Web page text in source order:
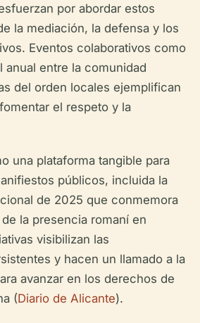
por abordar estos
la mediación, la defensa y los
Eventos colaborativos como
anual entre la comunidad
del orden locales ejemplifican
el respeto y la
una plataforma tangible para
públicos, incluida la
de 2025 que conmemora
la presencia romaní en
visibilizan las
y hacen un llamado a la
avanzar en los derechos de
(Diario de Alicante).